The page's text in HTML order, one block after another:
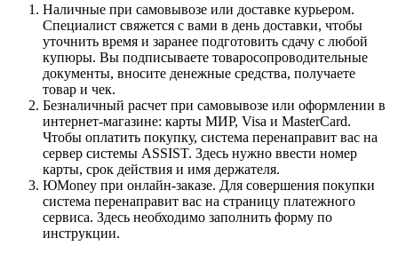
Наличные при самовывозе или доставке курьером.
Специалист свяжется с вами в день доставки, чтобы
уточнить время и заранее подготовить сдачу с любой
купюры. Вы подписываете товаросопроводительные
документы, вносите денежные средства, получаете
товар и чек.
Безналичный расчет при самовывозе или оформлении в
интернет-магазине: карты МИР, Visa и MasterCard.
Чтобы оплатить покупку, система перенаправит вас на
сервер системы ASSIST. Здесь нужно ввести номер
карты, срок действия и имя держателя.
ЮMoney при онлайн-заказе. Для совершения покупки
система перенаправит вас на страницу платежного
сервиса. Здесь необходимо заполнить форму по
инструкции.